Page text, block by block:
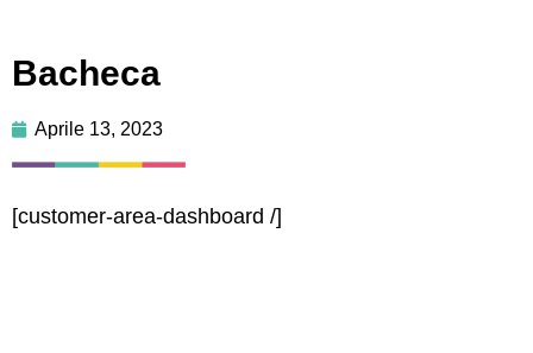
Bacheca
Aprile 13, 2023
[customer-area-dashboard /]